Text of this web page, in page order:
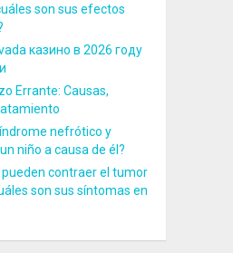
son sus efectos
казино в 2026 году
Errante: Causas,
nefrótico y
niño a causa de él?
pueden contraer el tumor
son sus síntomas en